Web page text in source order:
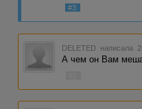
#3
DELETED написала
А чем он Вам